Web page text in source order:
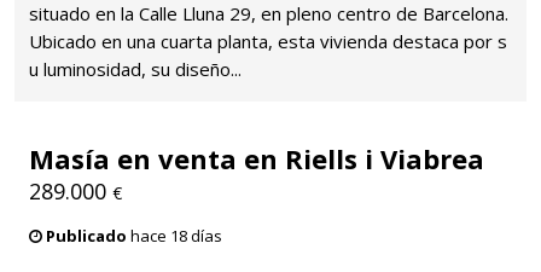
situado en la Calle Lluna 29, en pleno centro de Barcelona.
Ubicado en una cuarta planta, esta vivienda destaca por s
u luminosidad, su diseño...
Masía en venta en Riells i Viabrea
289.000 €
Publicado hace 18 días